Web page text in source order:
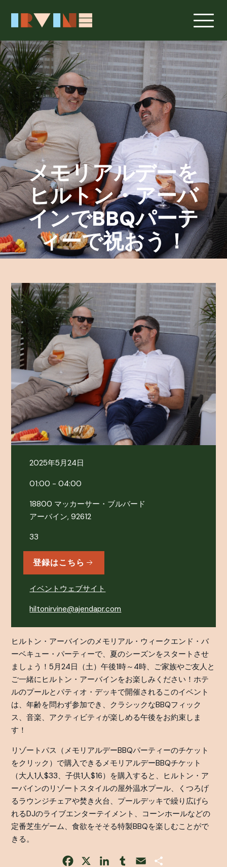
メモリアルデーを
ヒルトン・アーバ
インでBBQパーテ
ィーで祝おう！
2025年5月24日
01:00 - 04:00
18800 マッカーサー・ブルバード
アーバイン, 92612
33
登録はこちら
イベントウェブサイト
hiltonirvine@ajendapr.com
ヒルトン・アーバインのメモリアル・ウィークエンド・バ
ーベキュー・パーティーで、夏のシーズンをスタートさせ
ましょう！5月24日（土）午後1時～4時、ご家族やご友人と
ご一緒にヒルトン・アーバインをお楽しみください！ホテ
ルのプールとパティオ・デッキで開催されるこのイベント
は、年齢を問わず参加でき、クラシックなBBQフィック
ス、音楽、アクティビティが楽しめる午後をお約束しま
す！
リゾートパス（メモリアルデーBBQパーティーのチケット
をクリック）で購入できるメモリアルデーBBQチケット
（大人1人$33、子供1人$16）を購入すると、ヒルトン・ア
ーバインのリゾートスタイルの屋外温水プール、くつろげ
るラウンジチェアや焚き火台、プールデッキで繰り広げら
れるDJのライブエンターテイメント、コーンホールなどの
定番芝生ゲーム、食欲をそそる特製BBQを楽しむことがで
きる。
Facebook LinkedInTumblrEmail